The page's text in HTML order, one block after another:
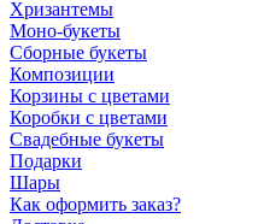
Хризантемы
Моно-букеты
Сборные букеты
Композиции
Корзины с цветами
Коробки с цветами
Свадебные букеты
Подарки
Шары
Как оформить заказ?